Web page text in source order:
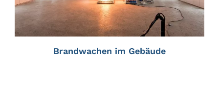
Brandwachen im Gebäude